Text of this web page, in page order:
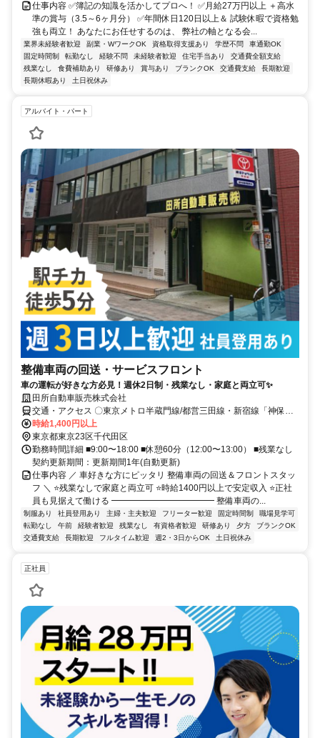
仕事内容 ✅簿記の知識を活かしてプロへ！ ✅月給27万円以上 ＋高水
準の賞与（3.5～6ヶ月分） ✅年間休日120日以上＆ 試験休暇で資格勉
強も両立！ あなたにお任せするのは、 弊社の軸となる会...
業界未経験者歓迎 副業・WワークOK 資格取得支援あり 学歴不問
車通勤OK
固定時間制
転勤なし 経験不問 未経験者歓迎 住宅手当あり
交通費全額支給
残業なし
食費補助あり 研修あり 賞与あり ブランクOK 交通費支給
長期歓迎
長期休暇あり
土日祝休み
アルバイト・パート
整備車両の回送・サービスフロント
車の運転が好きな方必見！週休2日制・残業なし・家庭と両立可✨
田所自動車販売株式会社
交通・アクセス 〇東京メトロ半蔵門線/都営三田線・新宿線「神保
町」駅より徒歩5分 JR「水道橋」駅より徒歩５分
時給1,400円以上
東京都東京23区千代田区
勤務時間詳細 ■9:00〜18:00 ■休憩60分（12:00〜13:00） ■残業なし
契約更新期間：更新期間1年(自動更新)
仕事内容 ／ 車好きな方にピッタリ 整備車両の回送＆フロントスタッ
フ ＼ ⭐残業なしで家庭と両立可 ⭐時給1400円以上で安定収入 ⭐正社
員も見据えて働ける ━━━━━━━━━━━━ 整備車両の...
制服あり 社員登用あり 主婦・主夫歓迎 フリーター歓迎 固定時間制
職場見学可
転勤なし
午前 経験者歓迎 残業なし 有資格者歓迎 研修あり 夕方
ブランクOK
交通費支給
長期歓迎 フルタイム歓迎 週2・3日からOK 土日祝休み
正社員